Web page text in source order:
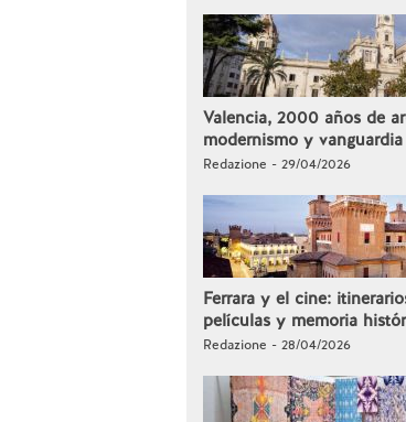
Valencia, 2000 años de
modernismo y vanguardia
Redazione - 29/04/2026
Ferrara y el cine:
películas y memoria
Redazione - 28/04/2026